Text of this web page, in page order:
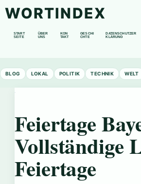
WORTINDEX
START
SEITE
ÜBER
UNS
KON
TAKT
GESCHI
CHTE
DATENSCHUTZER
KLÄRUNG
BLOG LOKAL POLITIK TECHNIK WELT
Feiertage
Vollständige
Feiertage